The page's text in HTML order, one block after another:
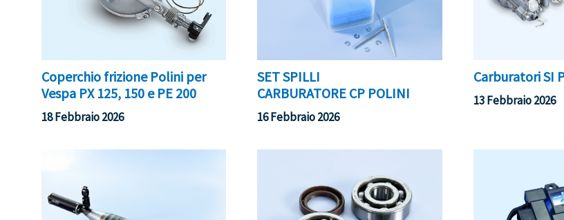
Coperchio frizione Polini per
Vespa PX 125, 150 e PE 200
18 Febbraio 2026
SET SPILLI
CARBURATORE CP POLINI
16 Febbraio 2026
Carburatori SI
13 Febbraio 2026